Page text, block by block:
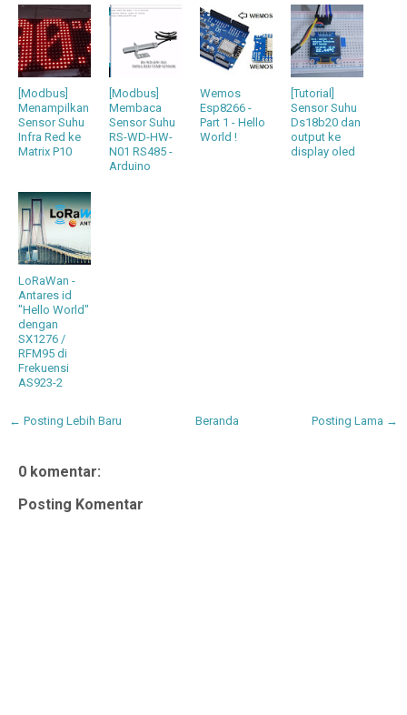
[Modbus]
Menampilkan
Sensor Suhu
Infra Red ke
Matrix P10
[Modbus]
Membaca
Sensor Suhu
RS-WD-HW-
N01 RS485 -
Arduino
Wemos
Esp8266 -
Part 1 - Hello
World !
[Tutorial]
Sensor Suhu
Ds18b20 dan
output ke
display oled
LoRaWan -
Antares id
"Hello World"
dengan
SX1276 /
RFM95 di
Frekuensi
AS923-2
← Posting Lebih Baru Posting Lama →
Beranda
0 komentar:
Posting Komentar